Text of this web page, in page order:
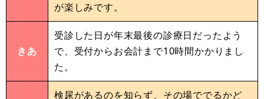
が楽しみです。
きあ
受診した日が年末最後の診療日だったよう
で、受付からお会計まで10時間かかりまし
た。
検尿があるのを知らず、その場ででるかど